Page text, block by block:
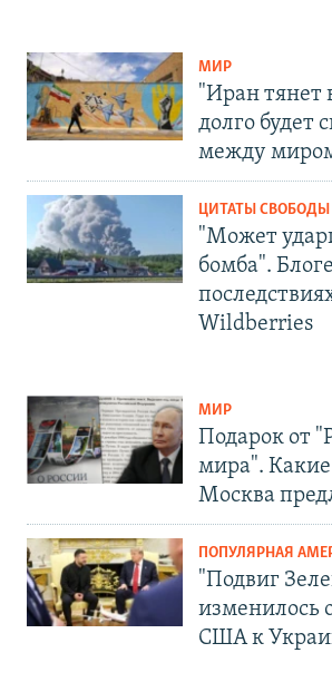
МИР
"Иран тянет
долго будет
между
ЦИТАТЫ СВОБОДЫ
"Может
бомба".
Wildberries
МИР
Подарок от
мира".
Москва
ПОПУЛЯРНАЯ
"Подвиг
изменилось
США к